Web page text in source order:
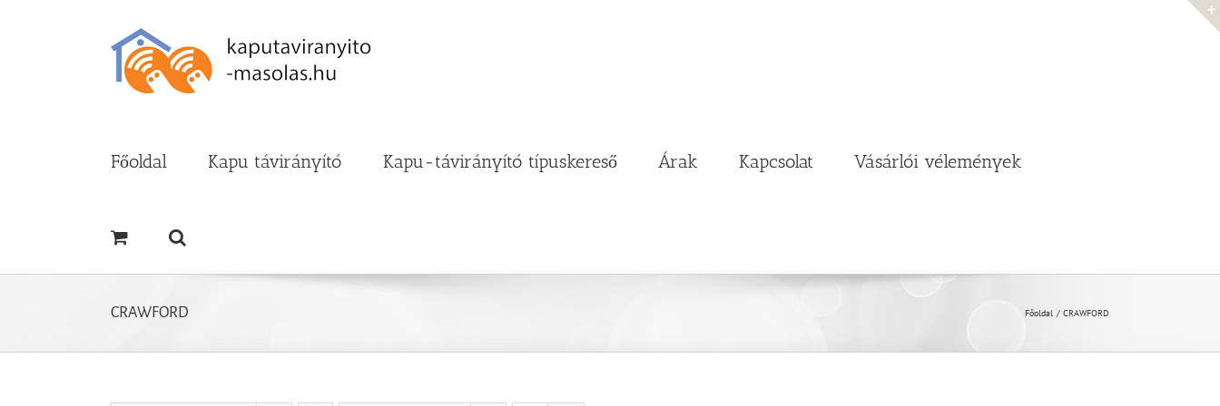
Főoldal Kapu távirányító Kapu-távirányító típuskereső Árak Kapcsolat Vásárlói vélemények
CRAWFORD Főoldal CRAWFORD